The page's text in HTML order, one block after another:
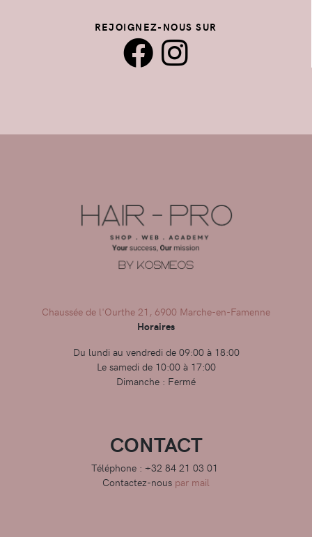
REJOIGNEZ-NOUS SUR
Chaussée de l'Ourthe 21, 6900 Marche-en-Famenne
Horaires
Du lundi au vendredi de 09:00 à 18:00
Le samedi de 10:00 à 17:00
Dimanche : Fermé
CONTACT
Téléphone : +32 84 21 03 01
Contactez-nous par mail